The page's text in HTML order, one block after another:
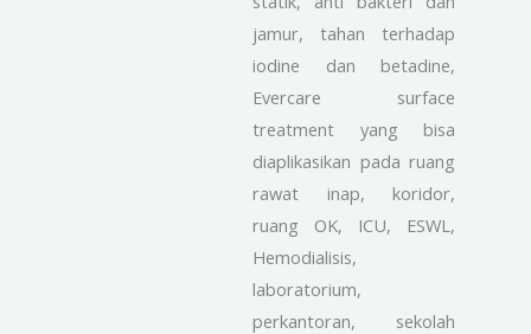
jamur, tahan terhadap
iodine dan betadine,
Evercare surface
treatment yang bisa
diaplikasikan pada ruang
rawat inap, koridor,
ruang OK, ICU, ESWL,
Hemodialisis,
laboratorium,
perkantoran, sekolah